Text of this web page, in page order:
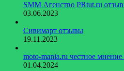
SMM Агенство PRtut.ru
03.06.2023
Сивимарт отзывы
19.11.2023
moto-mania.ru честное
01.04.2024